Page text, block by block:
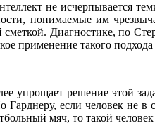
не исчерпывается
понимаемые им
Диагностике, по
применение такого
упрощает решение этой
Гарднеру, если человек не
мяч, то такой